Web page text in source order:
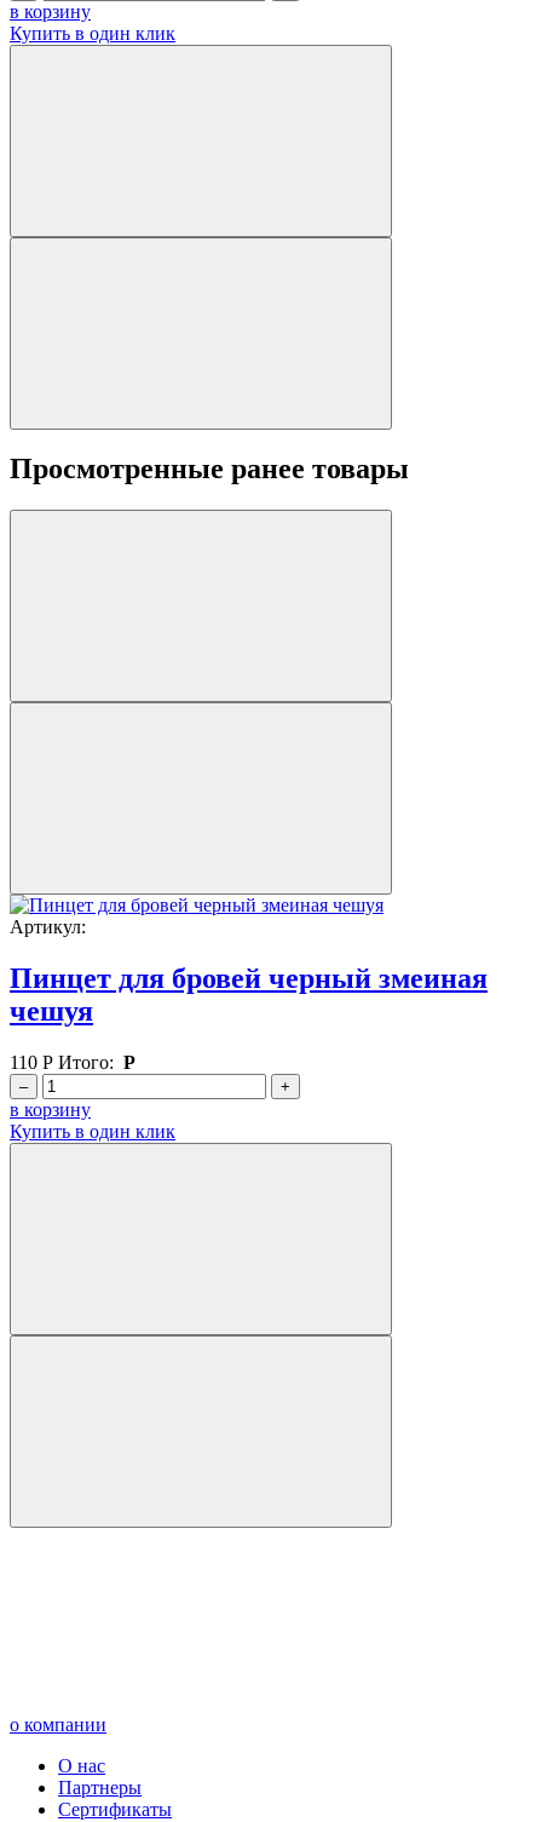
в корзину
Купить в один клик
Просмотренные ранее товары
Артикул:
Пинцет для бровей черный змеиная
чешуя
110 Р Итого: Р
– +
в корзину
Купить в один клик
о компании
О нас
Партнеры
Сертификаты